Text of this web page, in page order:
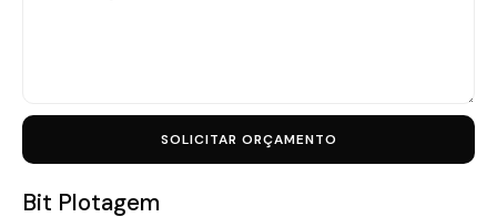
SOLICITAR ORÇAMENTO
Bit Plotagem